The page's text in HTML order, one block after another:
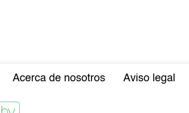
Acerca de nosotros Aviso legal